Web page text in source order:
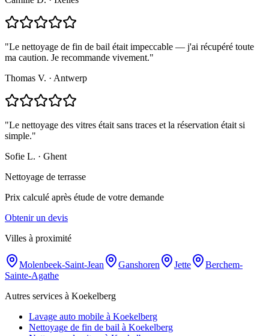
"Le nettoyage de fin de bail était impeccable — j'ai récupéré toute
ma caution. Je recommande vivement."
Thomas V. · Antwerp
"Le nettoyage des vitres était sans traces et la réservation était si
simple."
Sofie L. · Ghent
Nettoyage de terrasse
Prix calculé après étude de votre demande
Obtenir un devis
Villes à proximité
Molenbeek-Saint-Jean Ganshoren Jette
Berchem-
Sainte-Agathe
Autres services à Koekelberg
Lavage auto mobile à Koekelberg
Nettoyage de fin de bail à Koekelberg